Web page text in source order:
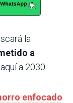
la
a
a 2030.
enfocado